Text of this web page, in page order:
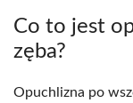
Co to jest
zęba?
Opuchlizna po